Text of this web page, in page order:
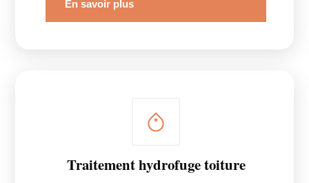
En savoir plus
Traitement hydrofuge toiture